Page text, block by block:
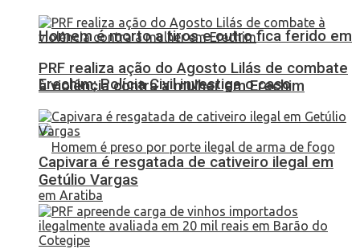
Homem é morto a tiros e outro fica ferido em
Erechim; Polícia Civil investiga o caso
PRF realiza ação do Agosto Lilás de combate
à violência contra a mulher em Erechim
Capivara é resgatada de cativeiro ilegal em
Getúlio Vargas